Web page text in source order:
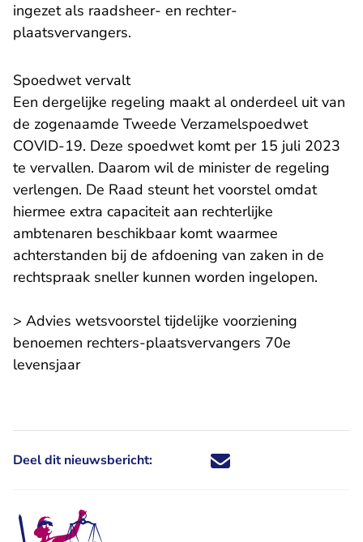
ingezet als raadsheer- en rechter-
plaatsvervangers.
Spoedwet vervalt
Een dergelijke regeling maakt al onderdeel uit van
de zogenaamde Tweede Verzamelspoedwet
COVID-19. Deze spoedwet komt per 15 juli 2023
te vervallen. Daarom wil de minister de regeling
verlengen. De Raad steunt het voorstel omdat
hiermee extra capaciteit aan rechterlijke
ambtenaren beschikbaar komt waarmee
achterstanden bij de afdoening van zaken in de
rechtspraak sneller kunnen worden ingelopen.
> Advies wetsvoorstel tijdelijke voorziening
benoemen rechters-plaatsvervangers 70e
levensjaar
Deel dit nieuwsbericht: Deel dit nieuwsbericht via X -
Deel dit nieuwsbericht via
Deel dit nieuwsbericht
Deel dit